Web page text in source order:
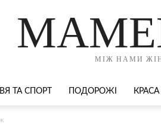
МІЖ НАМИ
ТА СПОРТ ПОДОРОЖІ